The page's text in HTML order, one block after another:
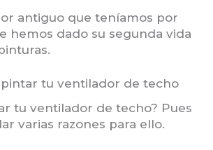
antiguo que teníamos por
hemos dado su segunda vida
pintar tu ventilador de techo
tu ventilador de techo? Pues
varias razones para ello.